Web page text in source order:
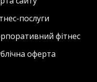
послуги
фітнес
оферта